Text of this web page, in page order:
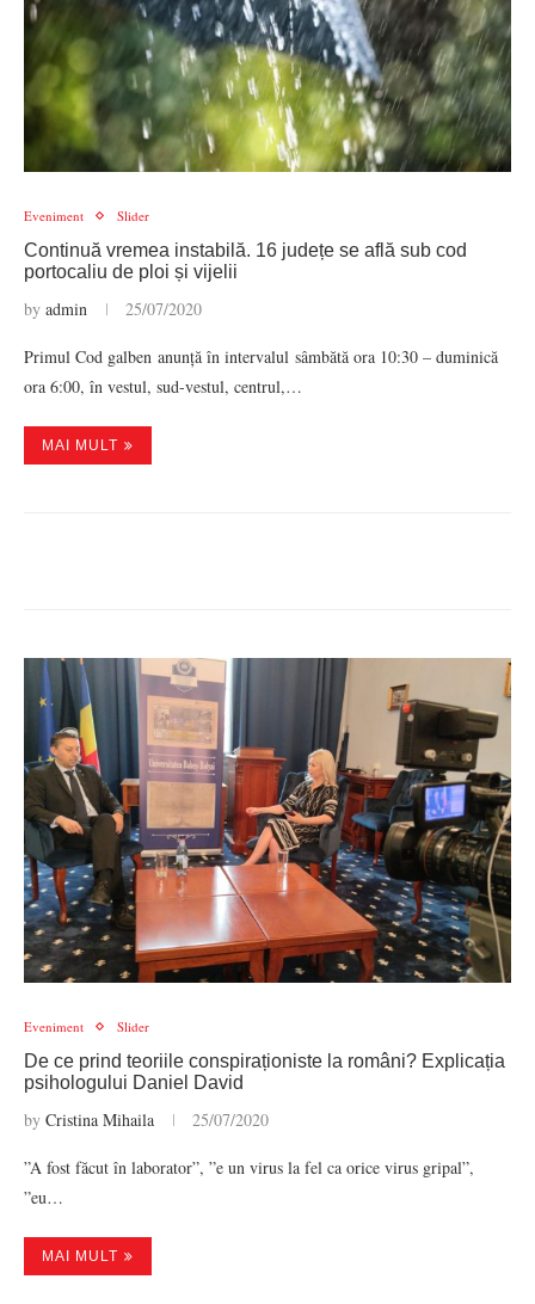
Eveniment Slider
Continuă vremea instabilă. 16 județe se află sub cod
portocaliu de ploi și vijelii
by admin 25/07/2020
Primul Cod galben anunță în intervalul sâmbătă ora 10:30 – duminică
ora 6:00, în vestul, sud-vestul, centrul,…
MAI MULT
Eveniment Slider
De ce prind teoriile conspiraționiste la români? Explicația
psihologului Daniel David
by Cristina Mihaila 25/07/2020
”A fost făcut în laborator”, ”e un virus la fel ca orice virus gripal”,
”eu…
MAI MULT